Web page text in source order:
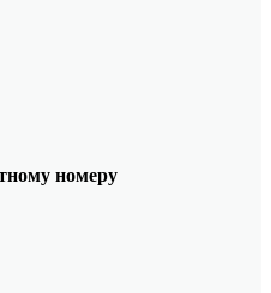
номеру